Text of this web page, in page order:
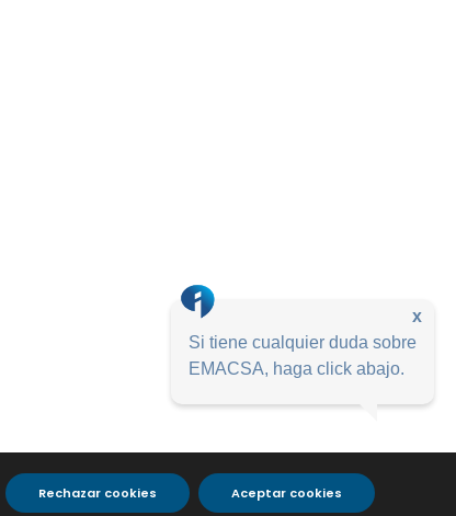
Aceptar cookies
Rechazar cookies
x
Si tiene cualquier duda sobre
EMACSA, haga click abajo.